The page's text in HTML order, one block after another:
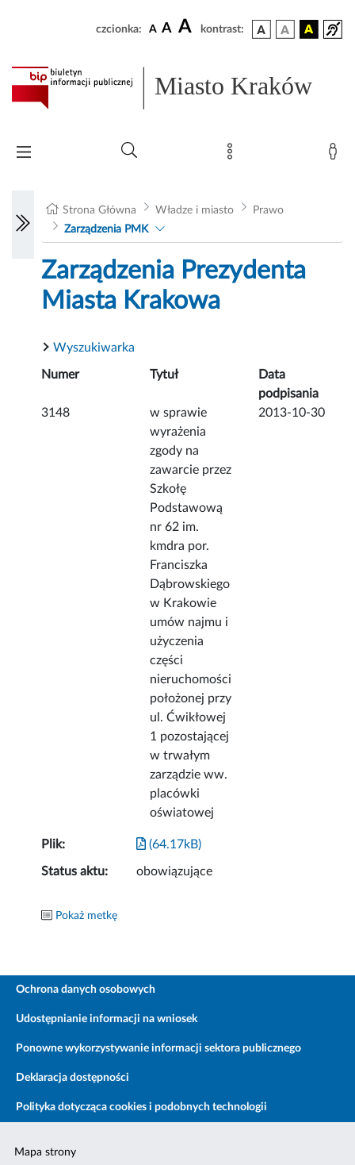
czcionka: A A A kontrast:
Miasto Kraków
Strona Główna Władze i miasto
Prawo
Zarządzenia PMK
Zarządzenia Prezydenta
Miasta Krakowa
Wyszukiwarka
Numer Tytuł
Data
podpisania
3148
w sprawie
wyrażenia
zgody na
zawarcie przez
Szkołę
Podstawową
nr 62 im.
kmdra por.
Franciszka
Dąbrowskiego
w Krakowie
umów najmu i
użyczenia
części
nieruchomości
położonej przy
ul. Ćwikłowej
1 pozostającej
w trwałym
zarządzie ww.
placówki
oświatowej
2013-10-30
Plik: (64.17kB)
Status aktu: obowiązujące
Pokaż metkę
Ochrona danych osobowych
Udostępnianie informacji na wniosek
Ponowne wykorzystywanie informacji sektora publicznego
Deklaracja dostępności
Polityka dotycząca cookies i podobnych technologii
Mapa strony